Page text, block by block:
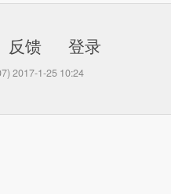
反馈 登录
2017-1-25 10:24